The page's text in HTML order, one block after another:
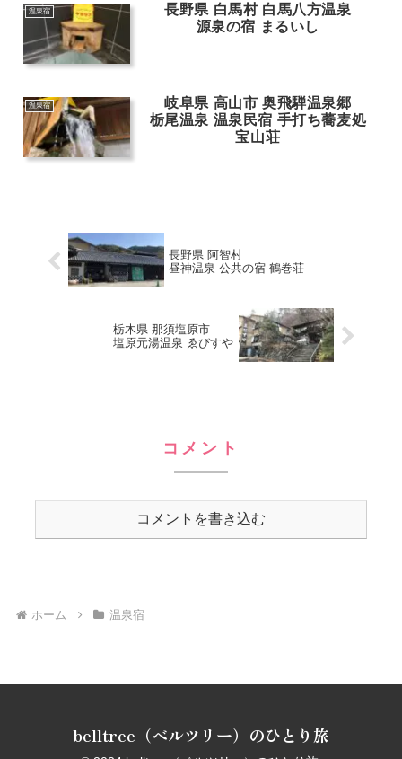
温泉宿
長野県 白馬村 白馬八方温泉
源泉の宿 まるいし
温泉宿
岐阜県 高山市 奥飛騨温泉郷
栃尾温泉 温泉民宿 手打ち蕎麦処
宝山荘
長野県 阿智村
昼神温泉 公共の宿 鶴巻荘
栃木県 那須塩原市
塩原元湯温泉 ゑびすや
コメント
コメントを書き込む
ホーム 温泉宿
belltree（ベルツリー）のひとり旅